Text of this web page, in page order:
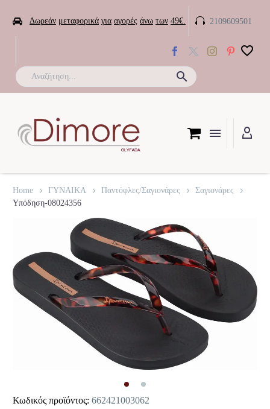
 Δωρεάν μεταφορικά για αγορές άνω των 49€. 
 2109609501
Home ΓΥΝΑΙΚΑ Παντόφλες/Σαγιονάρες
Σαγιονάρες
Υπόδηση-08024356
Κωδικός προϊόντος: 662421003062